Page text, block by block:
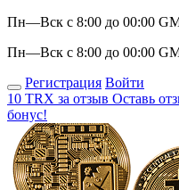
Пн—Вск с 8:00 до 00:00
Пн—Вск с 8:00 до 00:00
Регистрация Войти
10 TRX за отзыв Оставь
бонус!